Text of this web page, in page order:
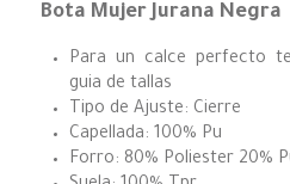
Bota Mujer Jurana Negra
Para un calce perfecto
guia de tallas
Tipo de Ajuste: Cierre
Capellada: 100% Pu
Forro: 80% Poliester 20%